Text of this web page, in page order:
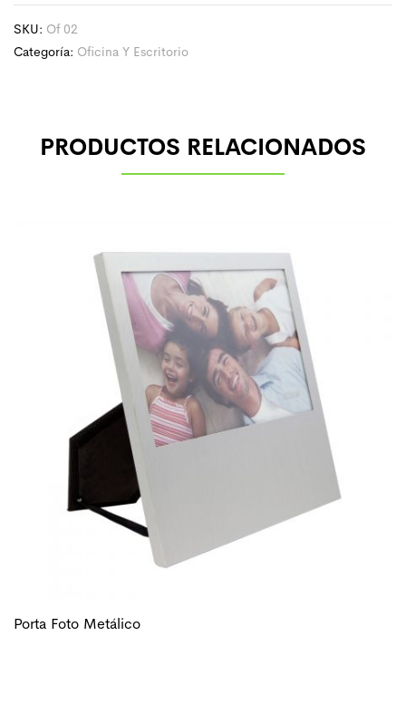
SKU: Of 02
Categoría: Oficina Y Escritorio
PRODUCTOS RELACIONADOS
Porta Foto Metálico